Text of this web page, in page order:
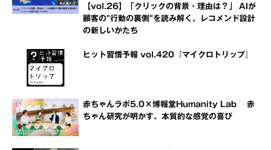
【vol.26】「クリックの背景・理由は？」 AIが
顧客の"行動の裏側"を読み解く、レコメンド設計
の新しいかたち
ヒット習慣予報 vol.420『マイクロトリップ』
赤ちゃんラボ5.0×博報堂Humanity Lab 赤
ちゃん研究が明かす、本質的な感覚の喜び